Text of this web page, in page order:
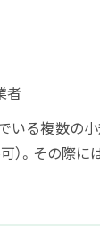
者
いる複数の
。その際に